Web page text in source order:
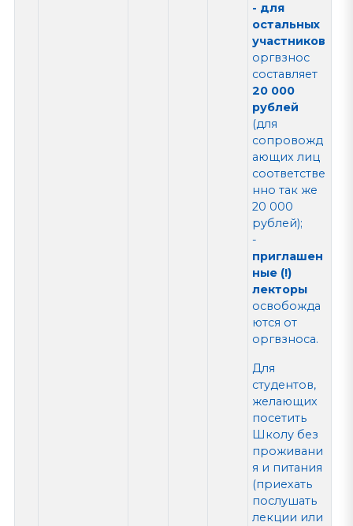
- для
остальных
участников
оргвзнос
составляет
20 000
рублей
(для
сопровожд
ающих лиц
соответстве
нно так же
20 000
рублей);
-
приглашен
ные (!)
лекторы
освобожда
ются от
оргвзноса.
Для
студентов,
желающих
посетить
Школу без
проживани
я и питания
(приехать
послушать
лекции или